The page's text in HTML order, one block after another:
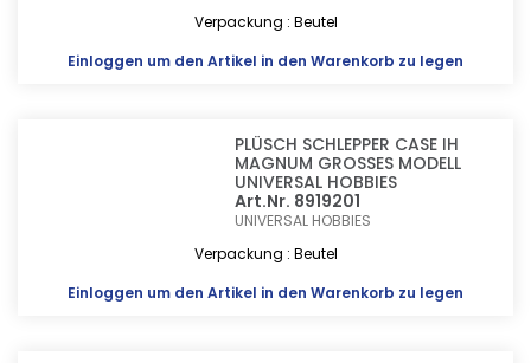
Verpackung : Beutel
Einloggen um den Artikel in den Warenkorb zu legen
PLÜSCH SCHLEPPER CASE IH
MAGNUM GROSSES MODELL
UNIVERSAL HOBBIES
Art.Nr. 8919201
UNIVERSAL HOBBIES
Verpackung : Beutel
Einloggen um den Artikel in den Warenkorb zu legen